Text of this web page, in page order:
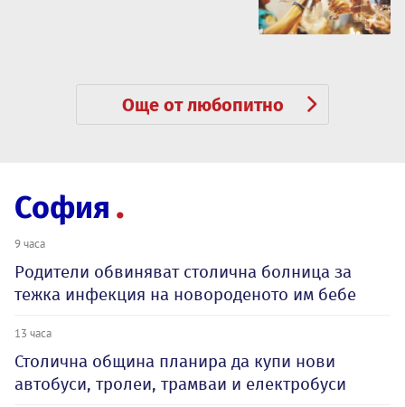
Още от любопитно
София
9 часа
Родители обвиняват столична болница за
тежка инфекция на новороденото им бебе
13 часа
Столична община планира да купи нови
автобуси, тролеи, трамваи и електробуси